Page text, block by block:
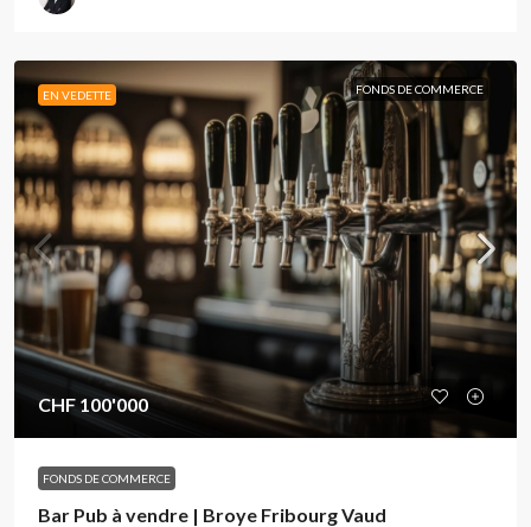
EN VEDETTE FONDS DE COMMERCE
CHF 100'000
FONDS DE COMMERCE
Bar Pub à vendre | Broye Fribourg Vaud